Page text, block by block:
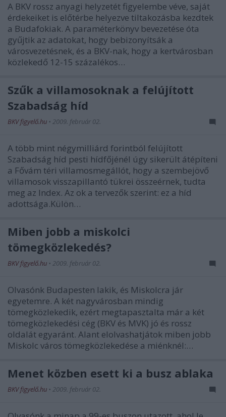
A BKV rossz anyagi helyzetét figyelembe véve, saját
érdekeiket is előtérbe helyezve tiltakozásba kezdtek
a Budafokiak. A paraméterkönyv bevezetése óta
gyűjtik az adatokat, hogy bebizonyítsák a
városvezetésnek, és a BKV-nak, hogy a kertvárosban
közlekedő 12-15 százalékos…
Szűk a villamosoknak a felújított
Szabadság híd
BKV figyelő.hu • 2009. február 02.
A több mint négymilliárd forintból felújított
Szabadság híd pesti hídfőjénél úgy sikerült átépíteni
a Fővám téri villamosmegállót, hogy a szembejövő
villamosok visszapillantó tükrei összeérnek, tudta
meg az Index. Az ok a tervezők szerint: ez a híd
adottsága.Külön…
Miben jobb a miskolci
tömegközlekedés?
BKV figyelő.hu • 2009. február 02.
Olvasónk Budapesten lakik, és Miskolcra jár
egyetemre. A két nagyvárosban mindig
tömegközlekedik, ezért megtapasztalta már a két
tömegközlekedési cég (BKV és MVK) jó és rossz
oldalát egyaránt. Alant elolvashatjátok miben jobb
Miskolc város tömegközlekedése a miénknél:…
Menet közben esett ki a busz ablaka
BKV figyelő.hu • 2009. február 02.